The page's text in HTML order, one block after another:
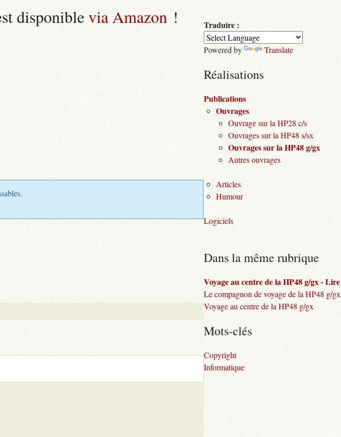
disponiblevia Amazon ! Traduire :
Powered by Translate
Réalisations
Publications
Ouvrages
Ouvrage sur la HP28 c/s
Ouvrages sur la HP48 s/sx
Ouvrages sur la HP48 g/gx
Autres ouvrages
Articles
Humour
Logiciels
Dans la même rubrique
Voyage au centre de la HP48 g/gx -
Le compagnon de voyage de la HP48 g/gx
Voyage au centre de la HP48 g/gx
Mots-clés
Copyright
Informatique